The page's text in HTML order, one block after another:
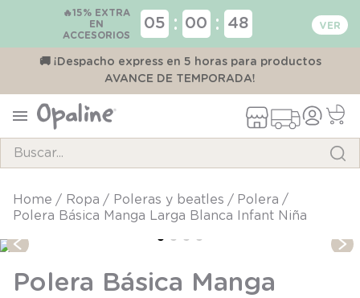
🔥15% EXTRA
EN
ACCESORIOS
05 : 00 : 48
🚚 ¡Despacho express en 5 horas para productos
AVANCE DE TEMPORADA!
ropa poleras y beatles
polera
Polera Básica Manga Larga Blanca Infant Niña
Polera Básica Manga
TÉRMINOS MÁS BUSCADOS
3.
zapatillas